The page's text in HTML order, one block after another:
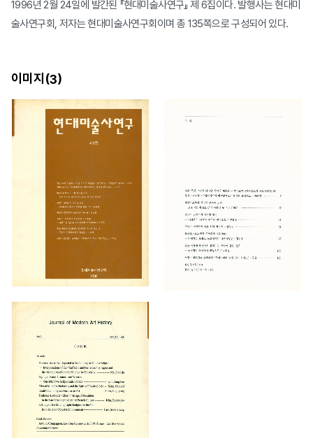
1996년 2월 24일에 발간된 『현대미술사연구』 제 6집이다. 발행사는 현대미
술사연구회, 저자는 현대미술사연구회이며 총 135쪽으로 구성되어 있다.
이미지(3)